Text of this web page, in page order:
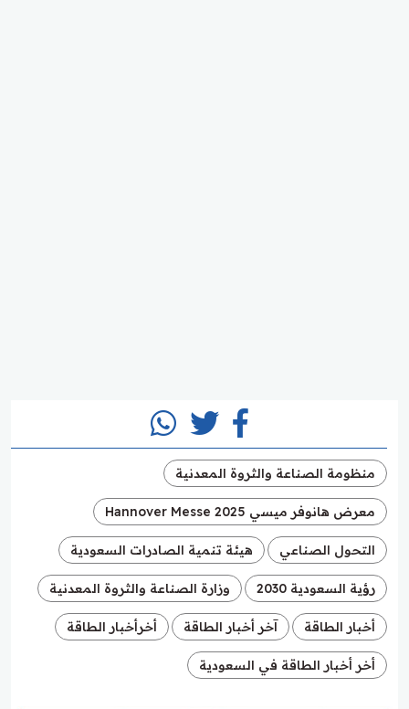
منظومة الصناعة والثروة المعدنية
معرض هانوفر ميسي Hannover Messe 2025
التحول الصناعي هيئة تنمية الصادرات السعودية
رؤية السعودية 2030 وزارة الصناعة والثروة المعدنية
أخبار الطاقة آخر أخبار الطاقة أخرأخبار الطاقة
أخر أخبار الطاقة في السعودية